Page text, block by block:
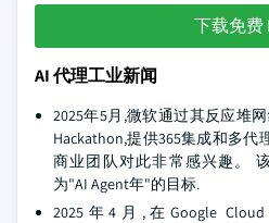
下载免费
AI 代理工业新闻
2025年5月,微软通过其反应堆
Hackathon,提供365集成和多代
商业团队对此非常感兴趣。
为"AI Agent年"的目标.
2025年4月,在Google